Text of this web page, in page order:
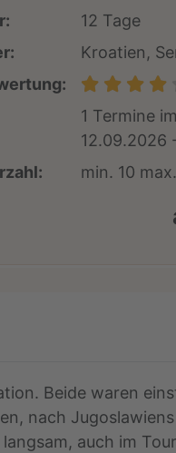
12 Tage
Kroatien,
1 Termine
12.09.2026
min. 10
Beide waren
nach
auch im